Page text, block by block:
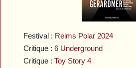
Festival : Reims Polar 2024
Critique :6 Underground
Critique :Toy Story 4